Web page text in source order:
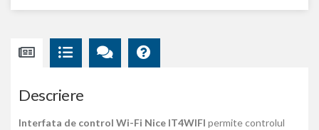
Descriere
Interfata de control Wi-Fi Nice IT4WIFI permite controlul